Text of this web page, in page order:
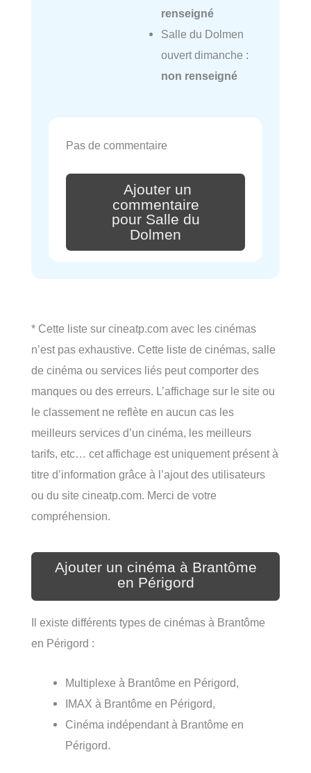
renseigné
Salle du Dolmen
ouvert dimanche :
non renseigné
Pas de commentaire
Ajouter un
commentaire
pour Salle du
Dolmen
* Cette liste sur cineatp.com avec les cinémas
n’est pas exhaustive. Cette liste de cinémas, salle
de cinéma ou services liés peut comporter des
manques ou des erreurs. L’affichage sur le site ou
le classement ne reflète en aucun cas les
meilleurs services d’un cinéma, les meilleurs
tarifs, etc… cet affichage est uniquement présent à
titre d’information grâce à l’ajout des utilisateurs
ou du site cineatp.com. Merci de votre
compréhension.
Ajouter un cinéma à Brantôme
en Périgord
Il existe différents types de cinémas à Brantôme
en Périgord :
Multiplexe à Brantôme en Périgord,
IMAX à Brantôme en Périgord,
Cinéma indépendant à Brantôme en
Périgord.